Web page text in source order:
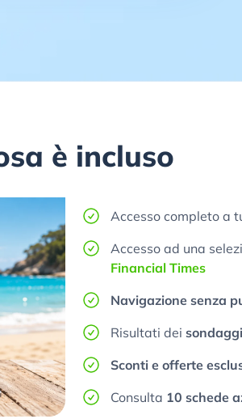
è incluso
Accesso completo a
Accesso ad una
Financial Times
Navigazione senza
Risultati dei
Sconti e offerte
Consulta 10 schede